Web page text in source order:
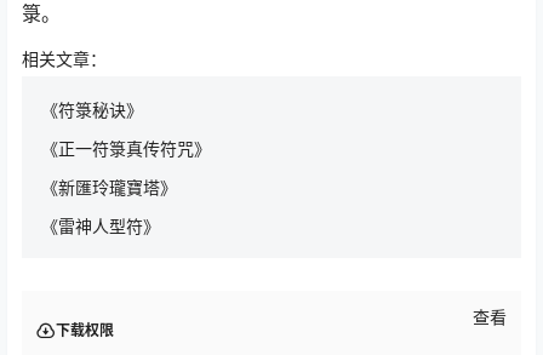
箓。
相关文章：
《符箓秘诀》
《正一符箓真传符咒》
《新匯玲瓏寶塔》
《雷神人型符》
下载权限
查看